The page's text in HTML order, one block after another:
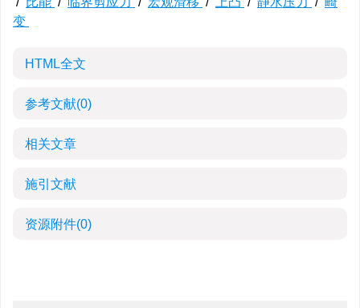
变
HTML全文
参考文献(0)
相关文章
施引文献
资源附件(0)